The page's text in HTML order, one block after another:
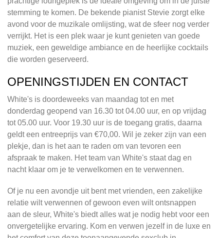
stemming te komen. De bekende pianist Stevie zorgt elke
avond voor de muzikale omlijsting, wat de sfeer nog verder
verrijkt. Het is een plek waar je kunt genieten van goede
muziek, een geweldige ambiance en de heerlijke cocktails
die worden geserveerd.
OPENINGSTIJDEN EN CONTACT
White's is doordeweeks van maandag tot en met
donderdag geopend van 16.30 tot 04.00 uur, en op vrijdag
tot 05.00 uur. Voor 19.30 uur is de toegang gratis, daarna
geldt een entreeprijs van €70,00. Wil je zeker zijn van een
plekje, dan is het aan te raden om van tevoren een
afspraak te maken. Het team van White's staat dag en
nacht klaar om je te verwelkomen en te verwennen.
Of je nu een avondje uit bent met vrienden, een zakelijke
relatie wilt verwennen of gewoon even wilt ontsnappen
aan de sleur, White's biedt alles wat je nodig hebt voor een
onvergetelijke ervaring. Kom en verwen jezelf in de luxe en